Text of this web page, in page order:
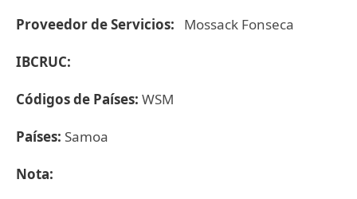
Proveedor de Servicios: Mossack Fonseca
IBCRUC:
Códigos de Países: WSM
Países: Samoa
Nota: